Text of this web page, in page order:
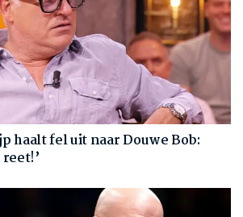
haalt fel uit naar Douwe Bob: